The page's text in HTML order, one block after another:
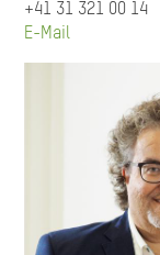
+41 31 321 00 14
E-Mail